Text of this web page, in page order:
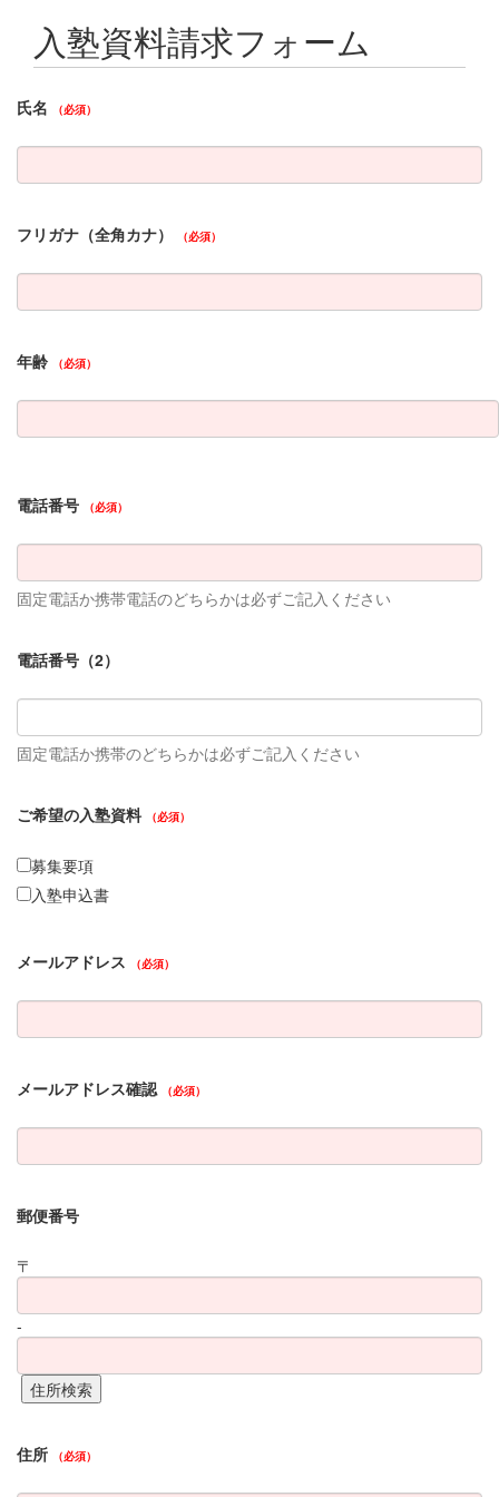
入塾資料請求フォーム
氏名 （必須）
フリガナ（全角カナ） （必須）
年齢 （必須）
電話番号 （必須）
固定電話か携帯電話のどちらかは必ずご記入ください
電話番号（2）
固定電話か携帯のどちらかは必ずご記入ください
ご希望の入塾資料 （必須）
募集要項
入塾申込書
メールアドレス （必須）
メールアドレス確認 （必須）
郵便番号
〒
-
住所 （必須）